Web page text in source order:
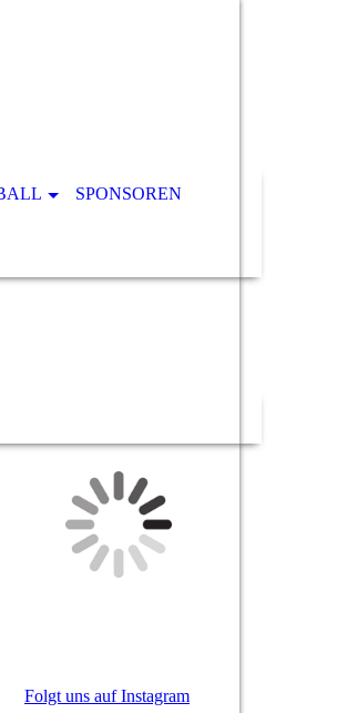
SPONSOREN
Folgt uns auf Instagram